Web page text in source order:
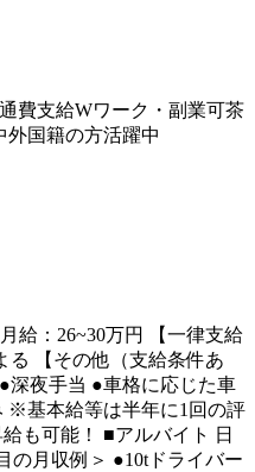
費支給Wワーク・副業可茶
外国籍の方活躍中
給：26~30万円 【一律支給
【その他（支給条件あ
深夜手当 ●車格に応じた車
※基本給等は半年に1回の評
も可能！ ■アルバイト 日
の月収例＞ ●10tドライバー